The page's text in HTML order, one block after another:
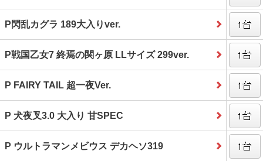
P閃乱カグラ 189大入りver.
P戦国乙女7 終焉の関ヶ原 LLサイズ 299ver.
P FAIRY TAIL 超一夜Ver.
P 犬夜叉3.0 大入り 甘SPEC
P ウルトラマンメビウス デカヘソ319